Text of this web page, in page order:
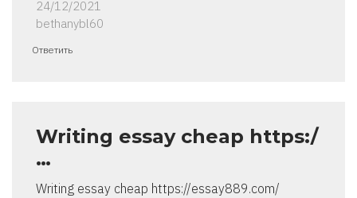
24/12/2021
bethanybl60
Ответить
Writing essay cheap https:/
…
Writing essay cheap https://essay889.com/